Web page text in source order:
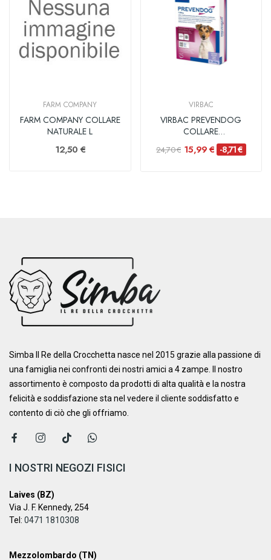
FARM COMPANY
FARM COMPANY COLLARE
NATURALE L
12,50 €
VIRBAC
VIRBAC PREVENDOG
COLLARE
ANTIPARASSITARIO
SOTTO...
24,70 € 15,99 € -8,71 €
Simba Il Re della Crocchetta nasce nel 2015 grazie alla passione di
una famiglia nei confronti dei nostri amici a 4 zampe. ​Il nostro
assortimento è composto da prodotti di alta qualità e la nostra
felicità e soddisfazione sta nel vedere il cliente soddisfatto e
contento di ciò che gli offriamo.
I NOSTRI NEGOZI FISICI
Laives (BZ)
Via J. F. Kennedy, 254
Tel: 0471 1810308
Mezzolombardo (TN)